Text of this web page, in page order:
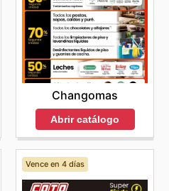
Changomas
Abrir catálogo
Vence en 4 días